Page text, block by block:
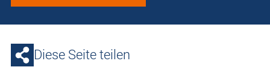
Diese Seite teilen